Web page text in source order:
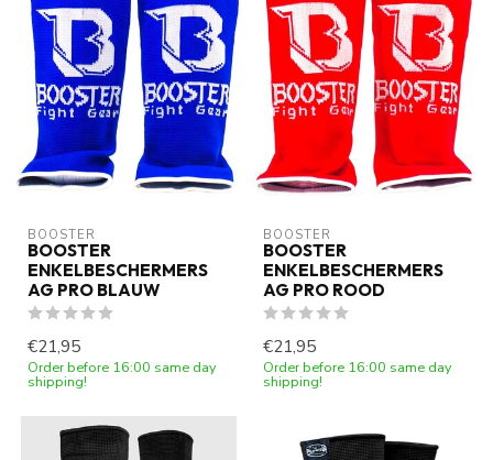
BOOSTER
BOOSTER
ENKELBESCHERMERS
AG PRO BLAUW
€21,95
Order before 16:00 same day
shipping!
BOOSTER
BOOSTER
ENKELBESCHERMERS
AG PRO ROOD
€21,95
Order before 16:00 same day
shipping!